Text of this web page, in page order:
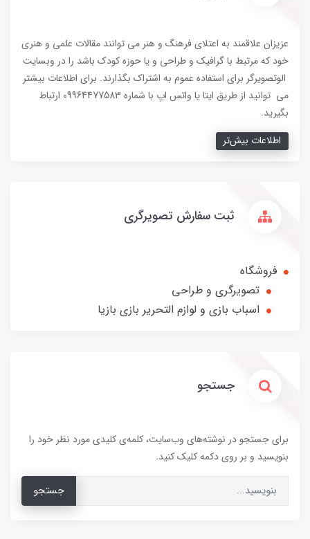
عزیزان علاقمند به اعتلای فرهنگ و هنر می توانند مقالات علمی و هنری
خود که مرتبط با گرافیک و طراحی و یا حوزه کودک باشد را در وبسایت
الوتصویرگر برای استفاده عموم به اشتراک بگذارند. برای اطلاعات بیشتر
می توانید از طریق ایتا یا واتس اپ با شماره 09964477583 ارتباط
بگیرید.
اطلاعات بیش‌تر
ثبت سفارش تصویرگری
فروشگاه
تصویرگری و طراحی
اسباب بازی و لوازم التحریر بازی بازیا
جستجو
برای جستجو در نوشته‌های وب‌سایت، کلمه‌ی کلیدی مورد نظر خود را
بنویسید و بر روی دکمه کلیک کنید.
جستجو